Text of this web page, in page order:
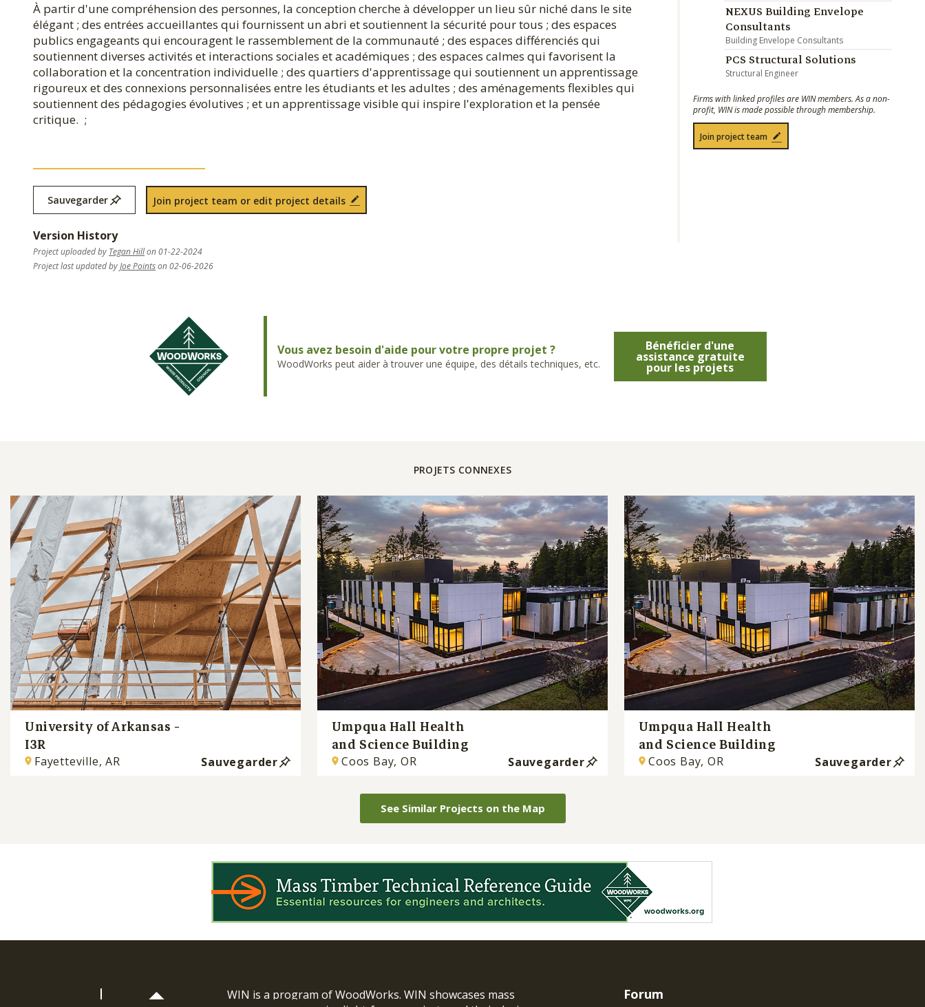
À partir d'une compréhension des personnes, la conception cherche à développer un lieu sûr niché dans le site
élégant ; des entrées accueillantes qui fournissent un abri et soutiennent la sécurité pour tous ; des espaces
publics engageants qui encouragent le rassemblement de la communauté ; des espaces différenciés qui
soutiennent diverses activités et interactions sociales et académiques ; des espaces calmes qui favorisent la
collaboration et la concentration individuelle ; des quartiers d'apprentissage qui soutiennent un apprentissage
rigoureux et des connexions personnalisées entre les étudiants et les adultes ; des aménagements flexibles qui
soutiennent des pédagogies évolutives ; et un apprentissage visible qui inspire l'exploration et la pensée
critique. ;
Sauvegarder Join project team or edit project details
Version History
Project uploaded by Tegan Hillon 01-22-2024
Project last updated byJoe Pointson 02-06-2026
NEXUS Building Envelope
Consultants
Building Envelope Consultants
PCS Structural Solutions
Structural Engineer
Firms with linked profiles are WIN members. As a non-
profit, WIN is made possible through membership.
Join project team
Vous avez besoin d'aide pour votre propre projet ?
WoodWorks peut aider à trouver une équipe, des détails techniques, etc.
Bénéficier d'une
assistance gratuite
pour les projets
PROJETS CONNEXES
University of Arkansas -
I3R
Fayetteville, AR Sauvegarder
Umpqua Hall Health
and Science Building
Coos Bay, OR Sauvegarder
Umpqua Hall Health
and Science Building
Coos Bay, OR Sauvegarder
See Similar Projects on the Map
WIN is a program of WoodWorks. WIN showcases mass
Forum